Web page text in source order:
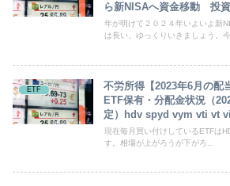
ら新NISAへ資金移動 投
ETF
年が明けて２０２４年いよいよ新
は長い、ゆっくりいきましょう。
ETF
不労所得【2023年6月の配
ETF保有・分配金状況（
定）hdv spyd vym vti vt
現在毎月買い付けしているETFは
す。相場が上がろうが下がろ...